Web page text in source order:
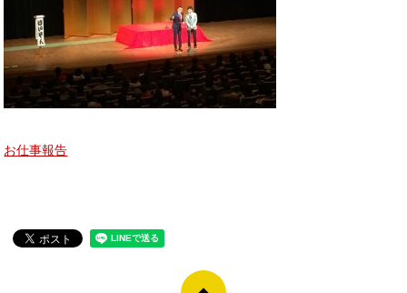
お仕事報告